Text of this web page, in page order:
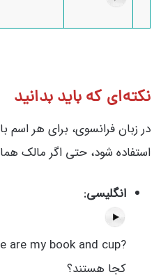
نکته‌ای که باید بدانید
در زبان فرانسوی، برای هر
استفاده شود، حتی اگر مالک
انگلیسی:
کجا هستند؟